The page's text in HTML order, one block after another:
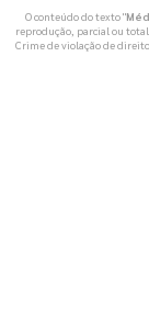
O conteúdo do texto "
reprodução, parcial ou
Crime de violação de